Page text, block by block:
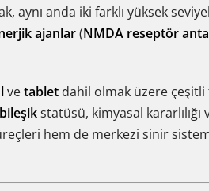
aynı anda iki farklı yüksek
ajanlar(NMDA reseptör
vetablet dahil olmak üzere
statüsü, kimyasal
hem de merkezi sinir